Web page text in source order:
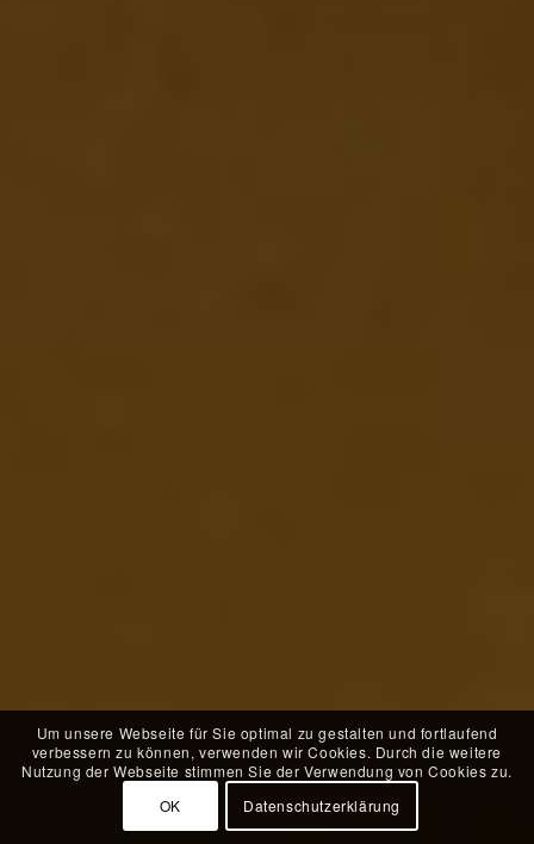
Um unsere Webseite für Sie optimal zu gestalten und fortlaufend
verbessern zu können, verwenden wir Cookies. Durch die weitere
Nutzung der Webseite stimmen Sie der Verwendung von Cookies zu.
OK
Datenschutzerklärung